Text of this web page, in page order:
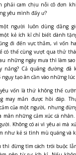
phải cam chịu nỗi cô đơn
yêu mình đấy ư?
người luôn dùng dằng
kẻ ích kỉ chỉ biết dành
đi đến vực thẳm, vì vốn
có thể cùng vượt qua thử
những ngày mưa thì làm
nắng? Cả quãng đường đã
ngụy tạo ân cần vào những
vốn là thứ không thế
may mắn được hồi đáp.
của một người, nhưng
mãn những cảm xúc cá
Không có ai vì yêu ai mà
như kẻ si tình mù quáng và
thì đừng tìm cách trói buộc